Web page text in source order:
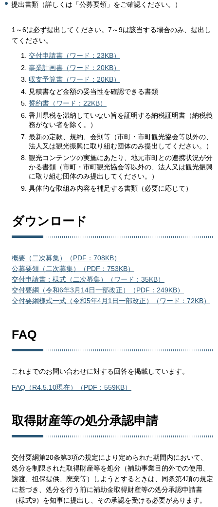
提出書類（詳しくは「公募要領」をご確認ください。）
1～6は必ず提出してください。7～9は該当する場合のみ、提出し
てください。
交付申請書（ワード：23KB）
事業計画書（ワード：20KB）
収支予算書（ワード：20KB）
見積書など金額の妥当性を確認できる書類
誓約書（ワード：22KB）
香川県税を滞納していない旨を証明する納税証明書（納税義
務がない者を除く。）
最新の定款、規約、会則等（市町・市町観光協会等以外の、
法人又は観光振興に取り組む団体のみ提出してください。）
観光コンテンツの実施にあたり、地元市町との連携状況が分
かる書類（市町・市町観光協会等以外の、法人又は観光振興
に取り組む団体のみ提出してください。）
具体的な取組み内容を補足する書類（必要に応じて）
ダウンロード
概要（二次募集）（PDF：708KB）
公募要領（二次募集）（PDF：753KB）
交付申請書：様式（二次募集）（ワード：35KB）
交付要綱（令和6年3月14日一部改正）（PDF：249KB）
交付要綱様式一式（令和5年4月1日一部改正）（ワード：72KB）
FAQ
これまでのお問い合わせに対する回答を掲載しています。
FAQ（R4.5.10現在）（PDF：559KB）
取得財産等の処分承認申請
交付要綱第20条第3項の規定により定められた期間内において、
処分を制限された取得財産等を処分（補助事業目的外での使用、
譲渡、担保提供、廃棄等）しようとするときは、同条第4項の規定
に基づき、処分を行う前に補助金取得財産等の処分承認申請書
（様式9）を知事に提出し、その承認を受ける必要があります。